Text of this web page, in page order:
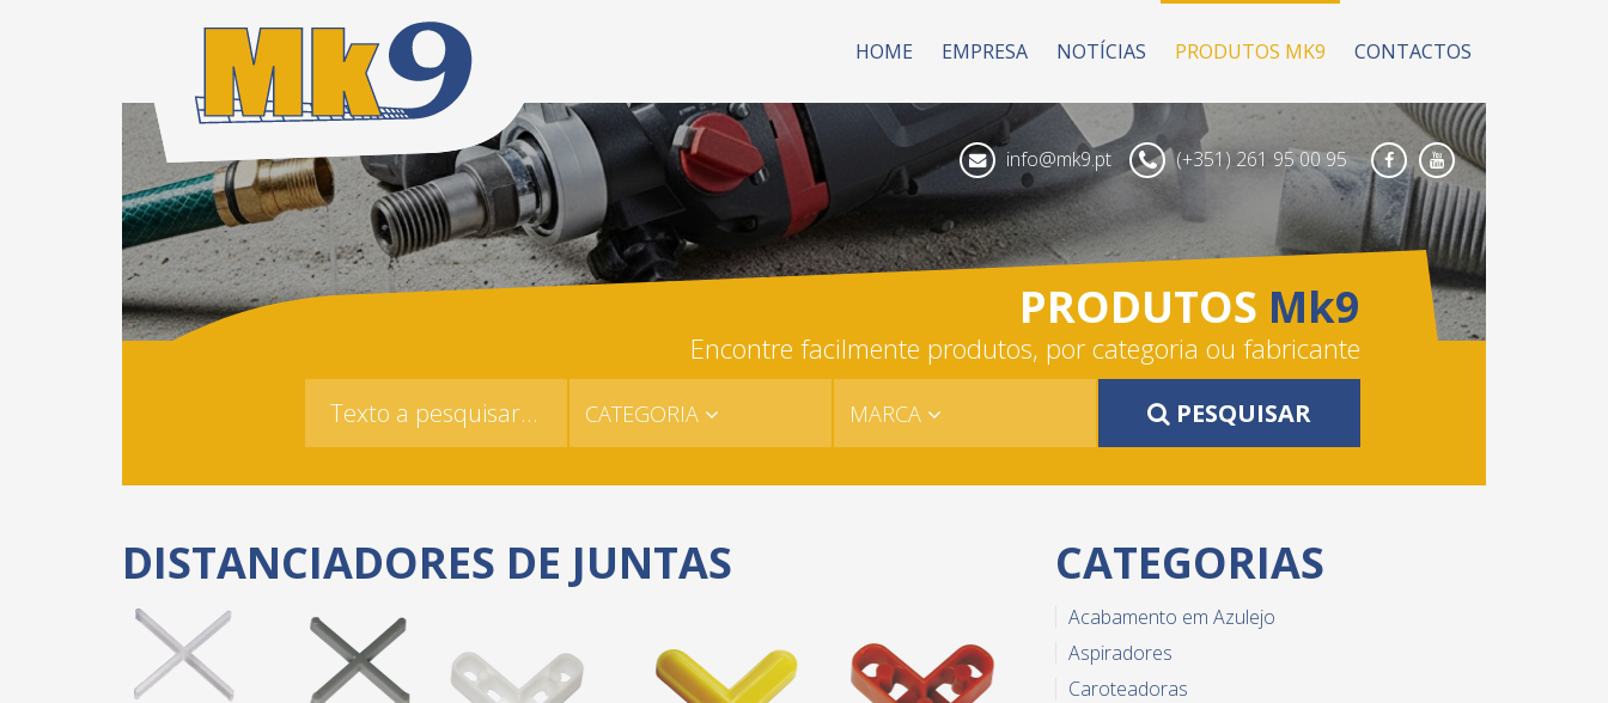
HOME EMPRESA NOTÍCIAS PRODUTOS MK9 CONTACTOS
info@mk9.pt (+351) 261 95 00 95 Facebook
Youtube
PRODUTOS Mk9
Encontre facilmente produtos, por categoria ou fabricante
CATEGORIA MARCA PESQUISAR
DISTANCIADORES DE JUNTAS CATEGORIAS
Acabamento em Azulejo
Aspiradores
Caroteadoras